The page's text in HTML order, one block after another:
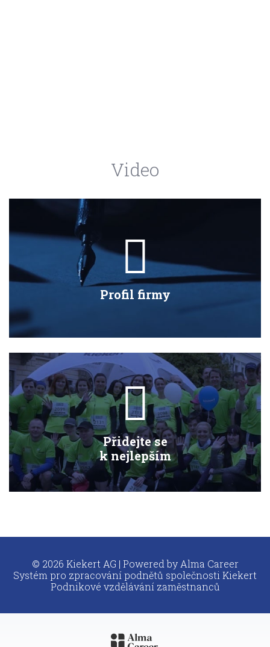
Video
Profil firmy
Přidejte se
k nejlepším
© 2026 Kiekert AG | Powered by Alma Career
Systém pro zpracování podnětů společnosti Kiekert
Podnikové vzdělávání zaměstnanců